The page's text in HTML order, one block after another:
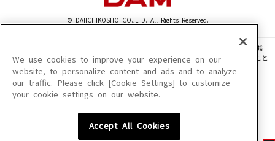
© DAIICHIKOSHO CO.,LTD. All Rights Reserved.
このサイトに掲載されている一切の文章・画像・写真・動画・音声等を、手段や形態
を問わず、著作権法の定める範囲を超えて無断で複製、転載、ファイル化などすること
を禁じます。
楽曲及びコンテンツは、機種によりご利用いただけない場合があります。
楽曲及びコンテンツの配信日、配信内容が変更になる場合があります。
We use cookies to improve your experience on our
website, to personalize content and ads and to analyze
our traffic. Please click [Cookie Settings] to customize
your cookie settings on our website.
Accept All Cookies